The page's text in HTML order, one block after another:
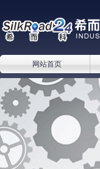
网站首页